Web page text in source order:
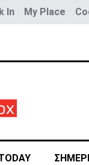
In My Place